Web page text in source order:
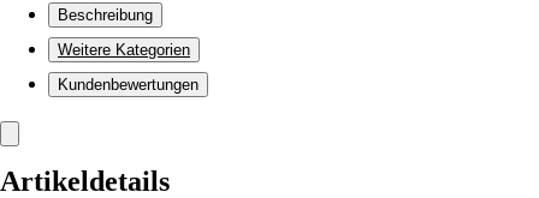
Beschreibung
Weitere Kategorien
Kundenbewertungen
Artikeldetails